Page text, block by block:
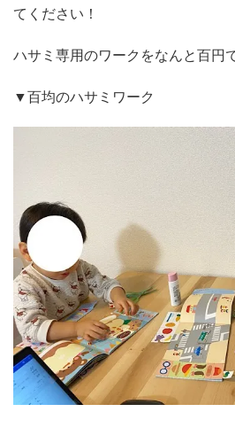
てください！
ハサミ専用のワークをなんと百円
▼百均のハサミワーク